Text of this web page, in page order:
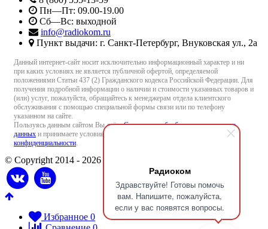
Радиоком
Здравствуйте! Готовы помочь
вам. Напишите, пожалуйста,
если у вас появятся вопросы.
Пн—Пт: 09.00-19.00
Сб—Вс: выходной
info@radiokom.ru
Пункт выдачи: г. Санкт-Петербург, Внуковская ул., 2а
Данный интернет-сайт носит исключительно информационный характер и ни
при каких условиях не является публичной офертой, определяемой
положениями Статьи 437 (2) Гражданского кодекса Российской Федерации. Для
получения подробной информации о наличии и стоимости указанных товаров и
(или) услуг, пожалуйста, обращайтесь к менеджерам отдела клиентского
обслуживания с помощью специальной формы связи или по телефону
указанном на сайте.
Пользуясь данным сайтом Вы даётеСогласие на обработку персональных
данных и принимаете условия
Политики
конфиденциальности.
© Copyright 2014 - 2026 Radiokom.ru
Избранное 0